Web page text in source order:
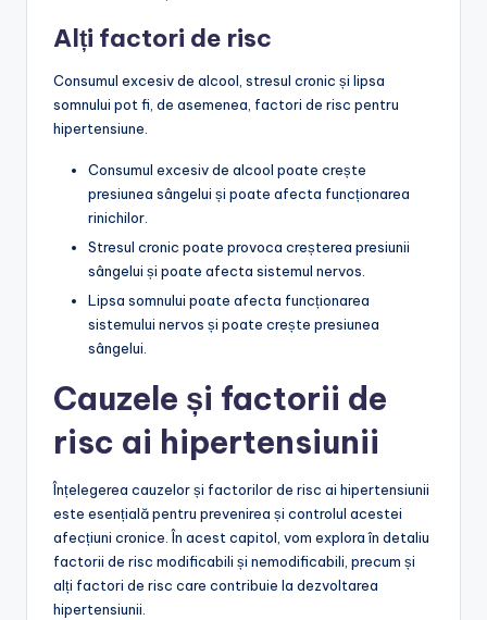
Alți factori de risc
Consumul excesiv de alcool, stresul cronic și lipsa
somnului pot fi, de asemenea, factori de risc pentru
hipertensiune.
Consumul excesiv de alcool poate crește
presiunea sângelui și poate afecta funcționarea
rinichilor.
Stresul cronic poate provoca creșterea presiunii
sângelui și poate afecta sistemul nervos.
Lipsa somnului poate afecta funcționarea
sistemului nervos și poate crește presiunea
sângelui.
Cauzele și factorii de
risc ai hipertensiunii
Înțelegerea cauzelor și factorilor de risc ai hipertensiunii
este esențială pentru prevenirea și controlul acestei
afecțiuni cronice. În acest capitol, vom explora în detaliu
factorii de risc modificabili și nemodificabili, precum și
alți factori de risc care contribuie la dezvoltarea
hipertensiunii.